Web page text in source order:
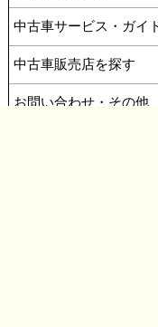
中古車サービス・ガイ
中古車販売店を探す
お問い合わせ・その他